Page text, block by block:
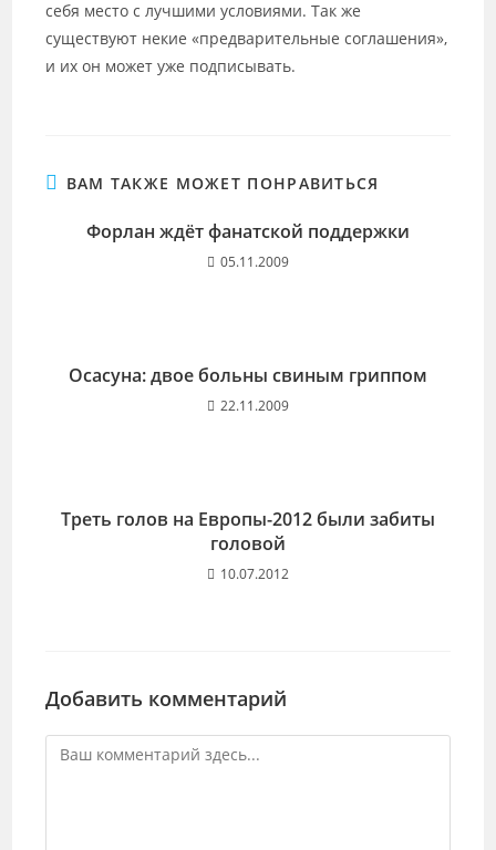
себя место с лучшими условиями. Так же
существуют некие «предварительные соглашения»,
и их он может уже подписывать.
ВАМ ТАКЖЕ МОЖЕТ ПОНРАВИТЬСЯ
Форлан ждёт фанатской поддержки
05.11.2009
Осасуна: двое больны свиным гриппом
22.11.2009
Треть голов на Европы-2012 были забиты
головой
10.07.2012
Добавить комментарий
Комментарий